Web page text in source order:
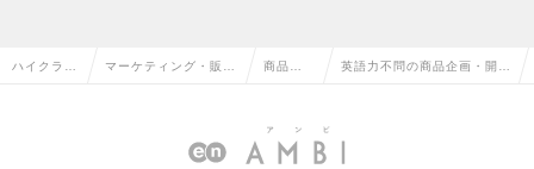
ハイクラス マーケティング・販促 商品企 英語力不問の商品企画・開発